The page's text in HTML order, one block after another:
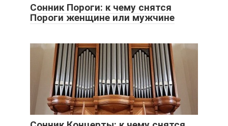
Сонник Пороги: к чему снятся
Пороги женщине или мужчине